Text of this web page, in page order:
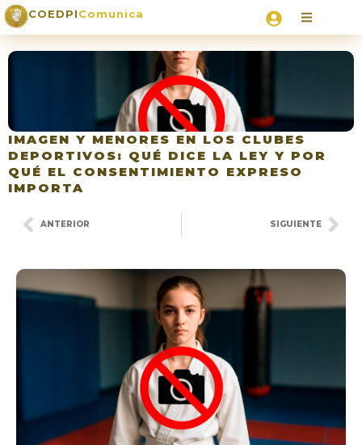
COEDPIComunica
IMAGEN Y MENORES EN LOS CLUBES
DEPORTIVOS: QUÉ DICE LA LEY Y POR
QUÉ EL CONSENTIMIENTO EXPRESO
IMPORTA
ANTERIOR SIGUIENTE